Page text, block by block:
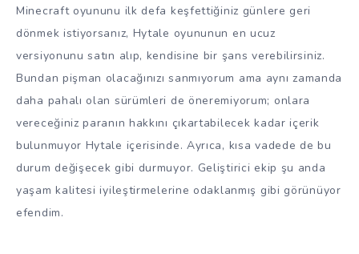
Minecraft oyununu ilk defa keşfettiğiniz günlere geri
dönmek istiyorsanız, Hytale oyununun en ucuz
versiyonunu satın alıp, kendisine bir şans verebilirsiniz.
Bundan pişman olacağınızı sanmıyorum ama aynı zamanda
daha pahalı olan sürümleri de öneremiyorum; onlara
vereceğiniz paranın hakkını çıkartabilecek kadar içerik
bulunmuyor Hytale içerisinde. Ayrıca, kısa vadede de bu
durum değişecek gibi durmuyor. Geliştirici ekip şu anda
yaşam kalitesi iyileştirmelerine odaklanmış gibi görünüyor
efendim.